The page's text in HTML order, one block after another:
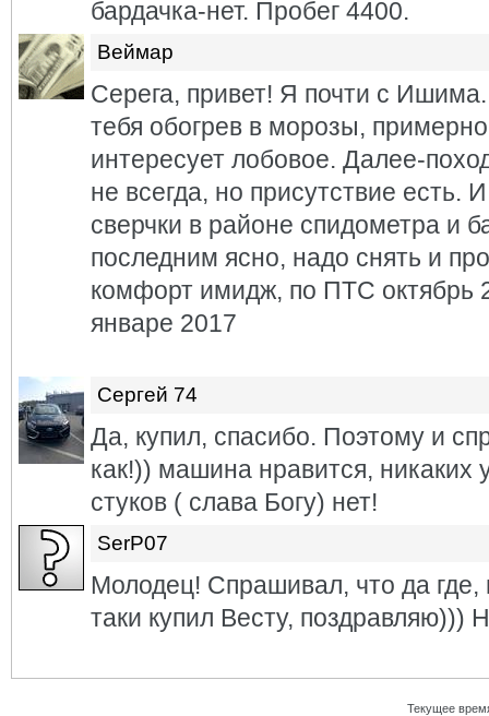
бардачка-нет. Пробег 4400.
Веймар
Серега, привет! Я почти с
тебя обогрев в морозы,
интересует лобовое. Далее-
не всегда, но присутствие есть.
сверчки в районе спидометра и
последним ясно, надо снять и
комфорт имидж, по ПТС октябрь
январе 2017
Сергей 74
Да, купил, спасибо. Поэтому и
как!)) машина нравится, никаких
стуков ( слава Богу) нет!
SerP07
Молодец! Спрашивал, что да
таки купил Весту,
Текущее